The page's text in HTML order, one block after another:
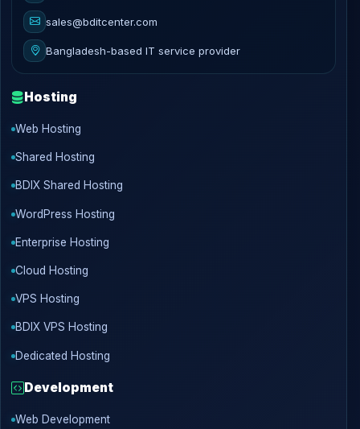
sales@bditcenter.com
Bangladesh-based IT service provider
Hosting
Web Hosting
Shared Hosting
BDIX Shared Hosting
WordPress Hosting
Enterprise Hosting
Cloud Hosting
VPS Hosting
BDIX VPS Hosting
Dedicated Hosting
Development
Web Development